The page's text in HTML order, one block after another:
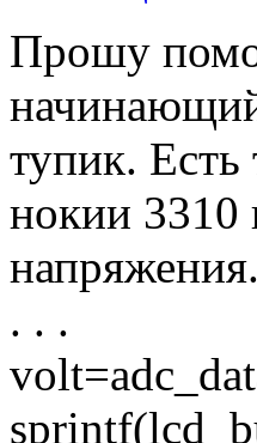
Прошу
тупик. Есть
нокии 3310
. . .